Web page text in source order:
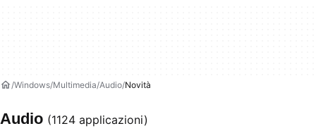
Windows Multimedia Audio Novità
Audio (1124 applicazioni)